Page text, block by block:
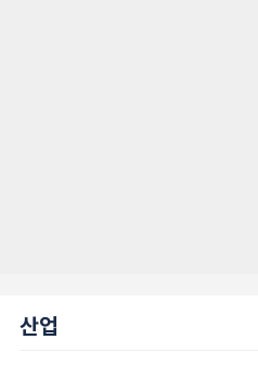
산업